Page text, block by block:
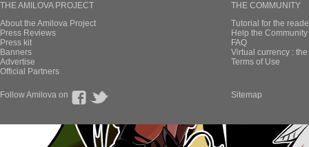
THE AMILOVA PROJECT
About the Amilova Project
Press Reviews
Press kit
Banners
Advertise
Official Partners
THE COMMUNITY
Tutorial for the
Help the
FAQ
Virtual currency :
Terms of Use
Follow Amilova on Sitemap